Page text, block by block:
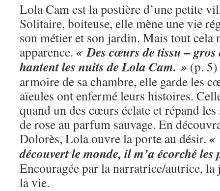
Lola Cam est la postière d’une petite
Solitaire, boiteuse, elle mène une vie
son métier et son jardin. Mais tout cela
apparence. « Des cœurs de tissu – gros
hantent les nuits de Lola Cam. » (p. 5)
armoire de sa chambre, elle garde les
aïeules ont enfermé leurs histoires.
quand un des cœurs éclate et répand les
de rose au parfum sauvage. En
Dolorès, Lola ouvre la porte au désir. «
découvert le monde, il m’a écorché les
Encouragée par la narratrice/autrice, la
la vie.